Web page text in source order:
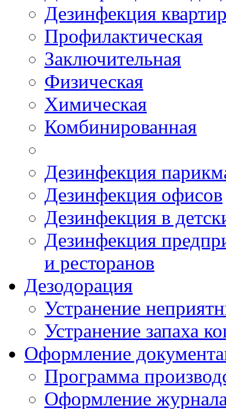
Дезинфекция
Профилактическая
Заключительная
Физическая
Химическая
Комбинированная
Дезинфекция
Дезинфекция офисов
Дезинфекция в
Дезинфекция
и ресторанов
Дезодорация
Устранение
Устранение запаха
Оформление
Программа
Оформление журнала